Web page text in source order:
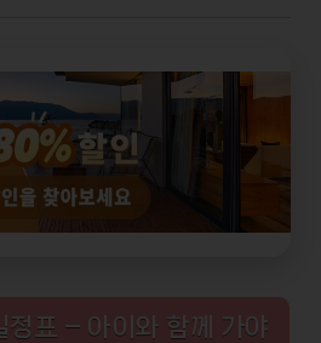
정표 – 아이와 함께 가야